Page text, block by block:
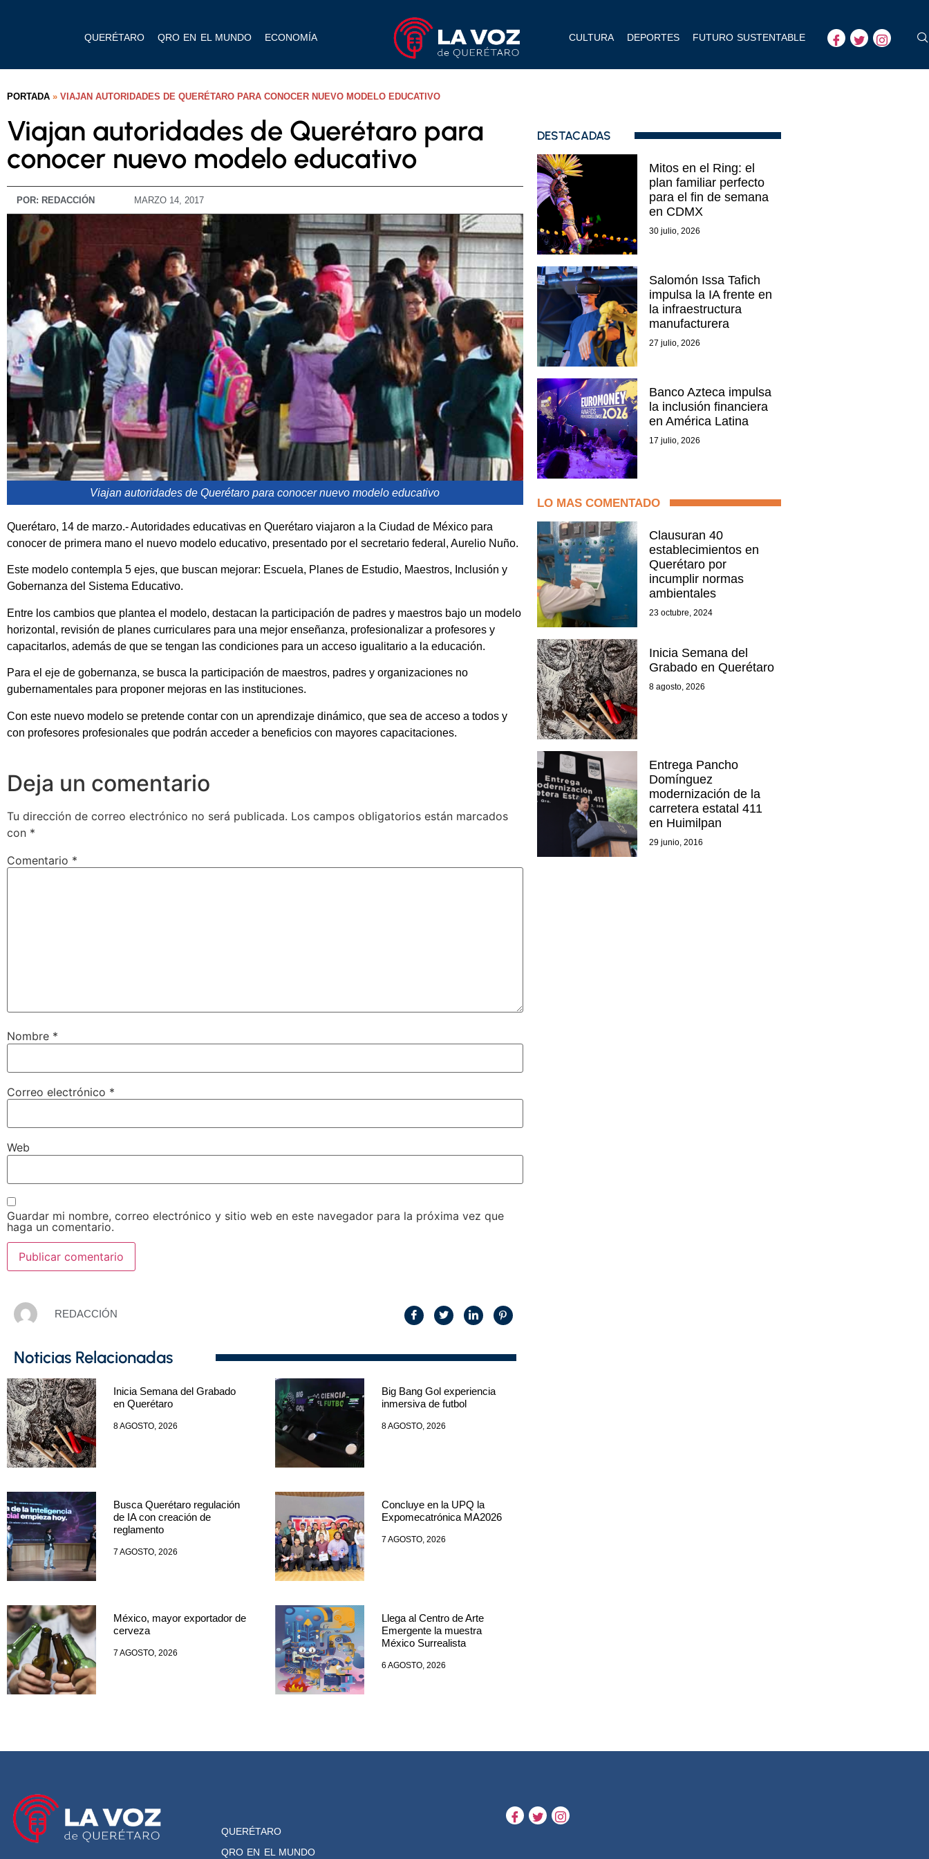
QUERÉTARO QRO EN EL MUNDO ECONOMÍA CULTURA DEPORTES FUTURO SUSTENTABLE
PORTADA » VIAJAN AUTORIDADES DE QUERÉTARO PARA CONOCER NUEVO MODELO EDUCATIVO
Viajan autoridades de Querétaro para
conocer nuevo modelo educativo
POR: REDACCIÓN MARZO 14, 2017
Viajan autoridades de Querétaro para conocer nuevo modelo educativo
Querétaro, 14 de marzo.- Autoridades educativas en Querétaro viajaron a la Ciudad de México para
conocer de primera mano el nuevo modelo educativo, presentado por el secretario federal, Aurelio Nuño.
Este modelo contempla 5 ejes, que buscan mejorar: Escuela, Planes de Estudio, Maestros, Inclusión y
Gobernanza del Sistema Educativo.
Entre los cambios que plantea el modelo, destacan la participación de padres y maestros bajo un modelo
horizontal, revisión de planes curriculares para una mejor enseñanza, profesionalizar a profesores y
capacitarlos, además de que se tengan las condiciones para un acceso igualitario a la educación.
Para el eje de gobernanza, se busca la participación de maestros, padres y organizaciones no
gubernamentales para proponer mejoras en las instituciones.
Con este nuevo modelo se pretende contar con un aprendizaje dinámico, que sea de acceso a todos y
con profesores profesionales que podrán acceder a beneficios con mayores capacitaciones.
Deja un comentario
Tu dirección de correo electrónico no será publicada. Los campos obligatorios están marcados
con *
Comentario *
Nombre *
Correo electrónico *
Web
Guardar mi nombre, correo electrónico y sitio web en este navegador para la próxima vez que
haga un comentario.
REDACCIÓN
Noticias Relacionadas
Inicia Semana del Grabado
en Querétaro
8 AGOSTO, 2026
Big Bang Gol experiencia
inmersiva de futbol
8 AGOSTO, 2026
Busca Querétaro regulación
de IA con creación de
reglamento
7 AGOSTO, 2026
Concluye en la UPQ la
Expomecatrónica MA2026
7 AGOSTO, 2026
México, mayor exportador de
cerveza
7 AGOSTO, 2026
Llega al Centro de Arte
Emergente la muestra
México Surrealista
6 AGOSTO, 2026
DESTACADAS
Mitos en el Ring: el
plan familiar perfecto
para el fin de semana
en CDMX
30 julio, 2026
Salomón Issa Tafich
impulsa la IA frente en
la infraestructura
manufacturera
27 julio, 2026
Banco Azteca impulsa
la inclusión financiera
en América Latina
17 julio, 2026
LO MAS COMENTADO
Clausuran 40
establecimientos en
Querétaro por
incumplir normas
ambientales
23 octubre, 2024
Inicia Semana del
Grabado en Querétaro
8 agosto, 2026
Entrega Pancho
Domínguez
modernización de la
carretera estatal 411
en Huimilpan
29 junio, 2016
QUERÉTARO
QRO EN EL MUNDO